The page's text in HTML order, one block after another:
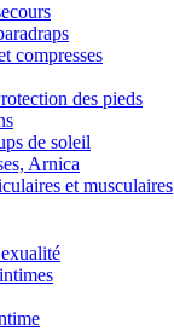
compresses
des pieds
de soleil
Arnica
et musculaires